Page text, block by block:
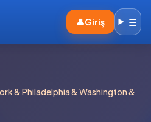
👤Giriş ☰
& Philadelphia & Washington &